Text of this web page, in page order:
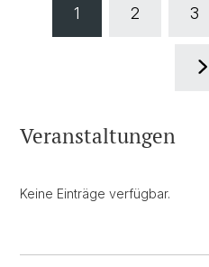
1 2 3
Veranstaltungen
Keine Einträge verfügbar.